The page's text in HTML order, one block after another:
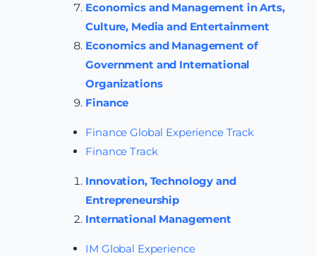
Economics and Management in Arts,
Culture, Media and Entertainment
Economics and Management of
Government and International
Organizations
Finance
Finance Global Experience Track
Finance Track
Innovation, Technology and
Entrepreneurship
International Management
IM Global Experience